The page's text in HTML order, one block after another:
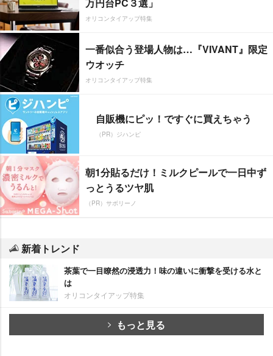
オリコンタイアップ特集
一番似合う登場人物は…『VIVANT』限定
ウオッチ
オリコンタイアップ特集
自販機にピッ！ですぐに買えちゃう
（PR）ジハンピ
朝1分貼るだけ！ミルクピールで一日中ず
っとうるツヤ肌
（PR）サボリーノ
新着トレンド
茶葉で一目瞭然の浸透力！味の違いに衝撃を受ける水と
は
オリコンタイアップ特集
もっと見る